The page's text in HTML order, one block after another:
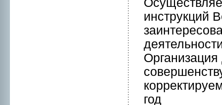
инструкций
Организация
год